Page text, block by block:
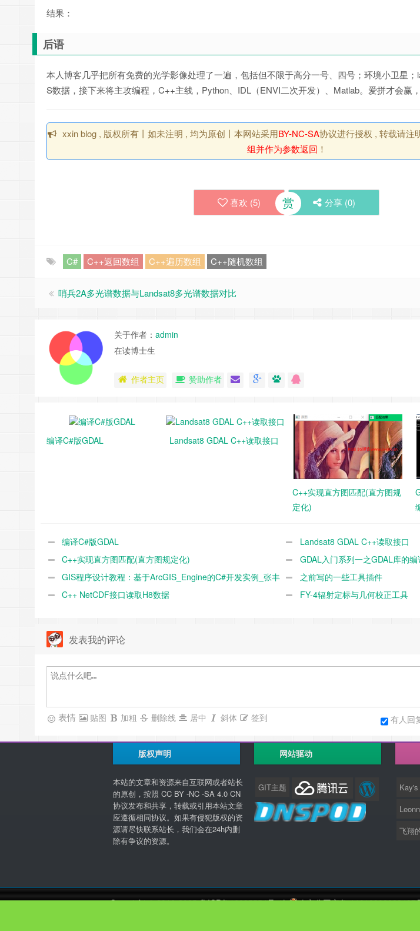
结果：
后语
本人博客几乎把所有免费的光学影像处理了一遍，包括但不限于高分一号、四号；环境小卫星
S数据，接下来将主攻编程，C++主线，Python、IDL（ENVI二次开发）、Matlab。爱拼才会赢
xxin blog , 版权所有丨如未注明 , 均为原创丨本网站采用BY-NC-SA协议进行授权 , 转载请注
组并作为参数返回 ！
喜欢 (5) 赏 分享 (0)
C# C++返回数组 C++遍历数组 C++随机数组
哨兵2A多光谱数据与Landsat8多光谱数据对比
关于作者： admin
在读博士生
作者主页 赞助作者
编译C#版GDAL Landsat8 GDAL C++读取接口
C++实现直方图匹配(直方图规
定化)
编译C#版GDAL
Landsat8 GDAL C++读取接口
C++实现直方图匹配(直方图规定化)
GDAL入门系列一之GDAL库的编
GIS程序设计教程：基于ArcGIS_Engine的C#开发实例_张丰
等_2012_浙江大学出版社
之前写的一些工具插件
C++ NetCDF接口读取H8数据
FY-4辐射定标与几何校正工具
发表我的评论
有人回
表情 贴图 加粗 删除线 居中 斜体 签到
版权声明
本站的文章和资源来自互联网或者站长
的原创，按照 CC BY -NC -SA 4.0 CN
协议发布和共享，转载或引用本站文章
应遵循相同协议。如果有侵犯版权的资
源请尽快联系站长，我们会在24h内删
除有争议的资源。
网站驱动
GIT主题
飞翔
Copyright © 2016-2025鲁ICP备16035554号-1| |京公网安备 11010802028497